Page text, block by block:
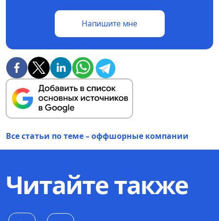
Напишите мне
Все статьи по теме – оффшорные компании
Читайте также